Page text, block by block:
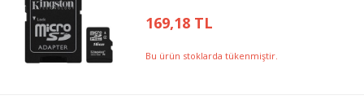
169,18 TL
Bu ürün stoklarda tükenmiştir.